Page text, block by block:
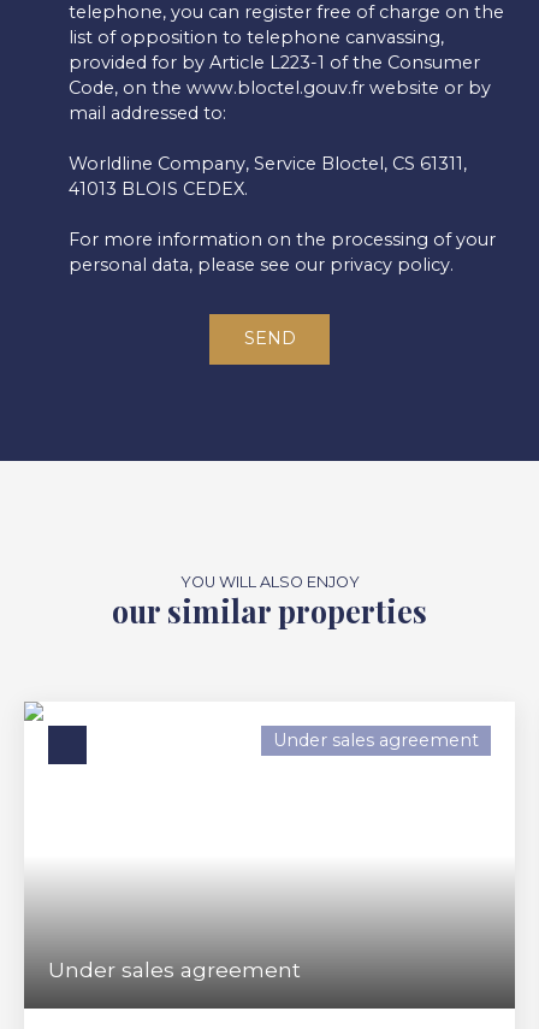
telephone, you can register free of charge on the
list of opposition to telephone canvassing,
provided for by Article L223-1 of the Consumer
Code, on the www.bloctel.gouv.fr website or by
mail addressed to:
Worldline Company, Service Bloctel, CS 61311,
41013 BLOIS CEDEX.
For more information on the processing of your
personal data, please see our privacy policy.
SEND
YOU WILL ALSO ENJOY
our similar properties
Under sales agreement
Under sales agreement